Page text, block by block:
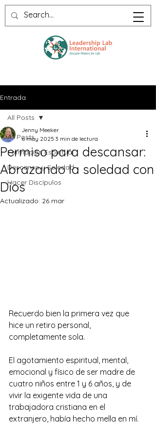
Entrada
All Posts
Formación Espiritual
Descanso y Soledad
Hacer Discípulos
All Posts
Permiso para descansar:
Abrazando la soledad con
Dios
Jenny Meeker
6 may 2025 3 min de lectura
Actualizado: 26 mar
Recuerdo bien la primera vez que
hice un retiro personal,
completamente sola.
El agotamiento espiritual, mental,
emocional y físico de ser madre de
cuatro niños entre 1 y 6 años, y de
vivir la exigente vida de una
trabajadora cristiana en el
extranjero, había hecho mella en mí.